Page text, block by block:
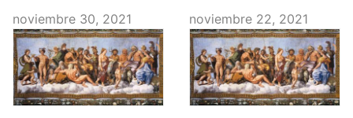
noviembre 30, 2021 noviembre 22, 2021